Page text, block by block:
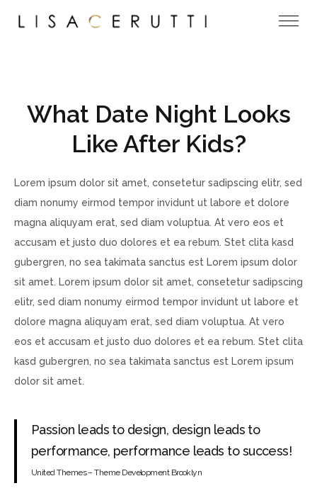
What Date Night Looks
Like After Kids?
Lorem ipsum dolor sit amet, consetetur sadipscing elitr, sed
diam nonumy eirmod tempor invidunt ut labore et dolore
magna aliquyam erat, sed diam voluptua. At vero eos et
accusam et justo duo dolores et ea rebum. Stet clita kasd
gubergren, no sea takimata sanctus est Lorem ipsum dolor
sit amet. Lorem ipsum dolor sit amet, consetetur sadipscing
elitr, sed diam nonumy eirmod tempor invidunt ut labore et
dolore magna aliquyam erat, sed diam voluptua. At vero
eos et accusam et justo duo dolores et ea rebum. Stet clita
kasd gubergren, no sea takimata sanctus est Lorem ipsum
dolor sit amet.
Passion leads to design, design leads to
performance, performance leads to success!
United Themes – Theme Development Brooklyn